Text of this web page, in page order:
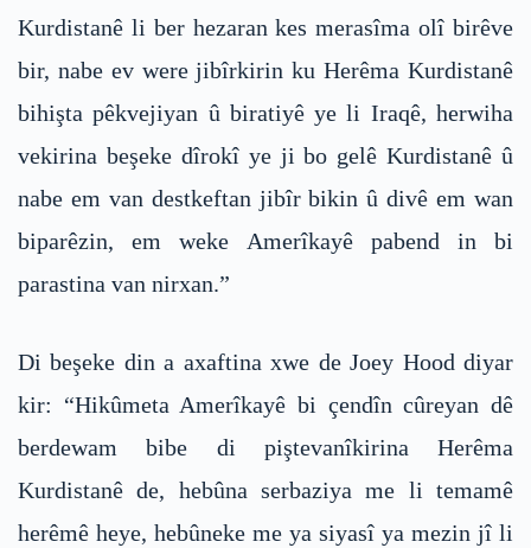
Kurdistanê li ber hezaran kes merasîma olî birêve
bir, nabe ev were jibîrkirin ku Herêma Kurdistanê
bihişta pêkvejiyan û biratiyê ye li Iraqê, herwiha
vekirina beşeke dîrokî ye ji bo gelê Kurdistanê û
nabe em van destkeftan jibîr bikin û divê em wan
biparêzin, em weke Amerîkayê pabend in bi
parastina van nirxan.”
Di beşeke din a axaftina xwe de Joey Hood diyar
kir: “Hikûmeta Amerîkayê bi çendîn cûreyan dê
berdewam bibe di piştevanîkirina Herêma
Kurdistanê de, hebûna serbaziya me li temamê
herêmê heye, hebûneke me ya siyasî ya mezin jî li